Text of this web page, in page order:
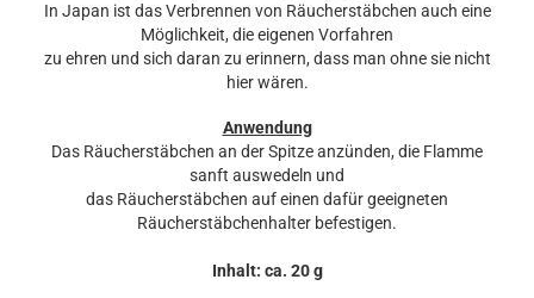
In Japan ist das Verbrennen von Räucherstäbchen auch eine
Möglichkeit, die eigenen Vorfahren
zu ehren und sich daran zu erinnern, dass man ohne sie nicht
hier wären.
Anwendung
Das Räucherstäbchen an der Spitze anzünden, die Flamme
sanft auswedeln und
das Räucherstäbchen auf einen dafür geeigneten
Räucherstäbchenhalter befestigen.
Inhalt: ca. 20 g